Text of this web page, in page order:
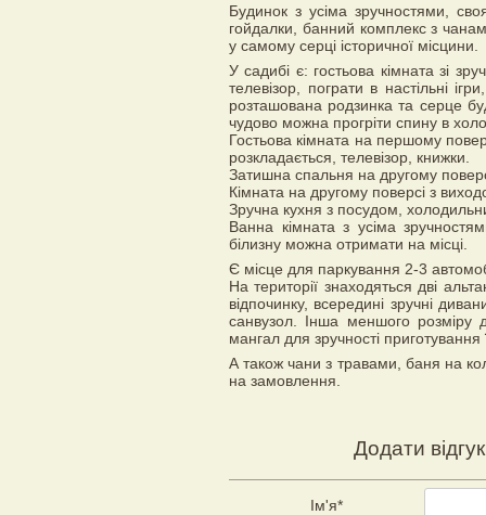
Будинок з усіма зручностями,
гойдалки, банний комплекс з
у самому серці історичної місцини.
У садибі є: гостьова кімната зі
телевізор, пограти в настільні
розташована родзинка та серце
чудово можна прогріти спину в
Гостьова кімната на першому
розкладається, телевізор, книжки.
Затишна спальня на другому
Кімната на другому поверсі з
Зручна кухня з посудом,
Ванна кімната з усіма
білизну можна отримати на місці.
Є місце для паркування 2-3
На території знаходяться дві
відпочинку, всередині зручні
санвузол. Інша меншого розміру
мангал для зручності приготування
А також чани з травами, баня на
на замовлення.
Додати
Ім'я*